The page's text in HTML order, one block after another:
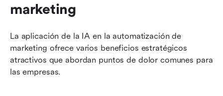
marketing
La aplicación de la IA en la automatización de
marketing ofrece varios beneficios estratégicos
atractivos que abordan puntos de dolor comunes para
las empresas.